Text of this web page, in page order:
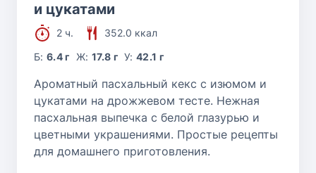
и цукатами
2 ч.
352.0 ккал
Б:6.4 г Ж: 17.8 г У:42.1 г
Ароматный пасхальный кекс с изюмом и
цукатами на дрожжевом тесте. Нежная
пасхальная выпечка с белой глазурью и
цветными украшениями. Простые рецепты
для домашнего приготовления.